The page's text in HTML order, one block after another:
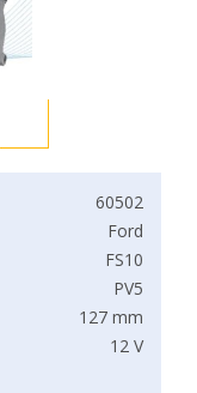
60502
Ford
FS10
PV5
127 mm
12 V